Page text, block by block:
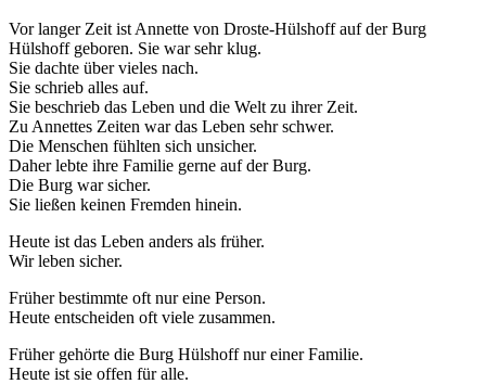
Vor langer Zeit ist Annette von Droste-Hülshoff auf der Burg
Hülshoff geboren. Sie war sehr klug.
Sie dachte über vieles nach.
Sie schrieb alles auf.
Sie beschrieb das Leben und die Welt zu ihrer Zeit.
Zu Annettes Zeiten war das Leben sehr schwer.
Die Menschen fühlten sich unsicher.
Daher lebte ihre Familie gerne auf der Burg.
Die Burg war sicher.
Sie ließen keinen Fremden hinein.
Heute ist das Leben anders als früher.
Wir leben sicher.
Früher bestimmte oft nur eine Person.
Heute entscheiden oft viele zusammen.
Früher gehörte die Burg Hülshoff nur einer Familie.
Heute ist sie offen für alle.